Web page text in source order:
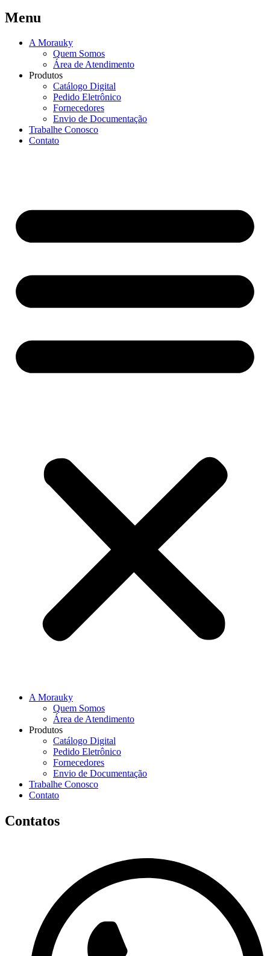
Menu
A Morauky
Quem Somos
Área de Atendimento
Produtos
Catálogo Digital
Pedido Eletrônico
Fornecedores
Envio de Documentação
Trabalhe Conosco
Contato
A Morauky
Quem Somos
Área de Atendimento
Produtos
Catálogo Digital
Pedido Eletrônico
Fornecedores
Envio de Documentação
Trabalhe Conosco
Contato
Contatos